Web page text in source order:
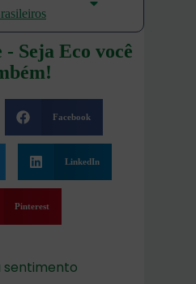
Seja Eco você
Facebook
LinkedIn
Pinterest
sentimento